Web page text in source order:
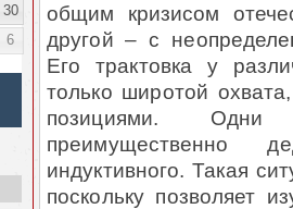
30
6
общим кризисом
другой – с
Его трактовка у
только широтой
позициями. Одни
преимущественно
индуктивного. Такая
поскольку позволяет